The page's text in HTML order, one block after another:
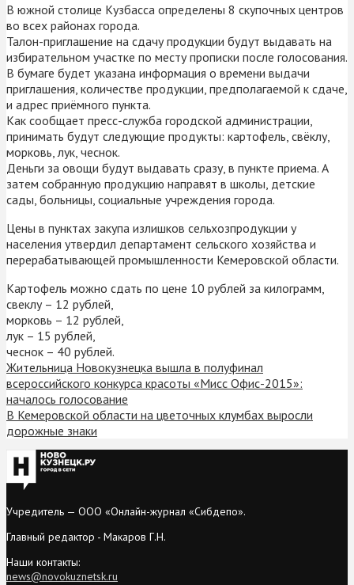
В южной столице Кузбасса определены 8 скупочных центров
во всех районах города.
Талон-приглашение на сдачу продукции будут выдавать на
избирательном участке по месту прописки после голосования.
В бумаге будет указана информация о времени выдачи
приглашения, количестве продукции, предполагаемой к сдаче,
и адрес приёмного пункта.
Как сообщает пресс-служба городской администрации,
принимать будут следующие продукты: картофель, свёклу,
морковь, лук, чеснок.
Деньги за овощи будут выдавать сразу, в пункте приема. А
затем собранную продукцию направят в школы, детские
сады, больницы, социальные учреждения города.
Цены в пунктах закупа излишков сельхозпродукции у
населения утвердил департамент сельского хозяйства и
перерабатывающей промышленности Кемеровской области.
Картофель можно сдать по цене 10 рублей за килограмм,
свеклу – 12 рублей,
морковь – 12 рублей,
лук – 15 рублей,
чеснок – 40 рублей.
Жительница Новокузнецка вышла в полуфинал
всероссийского конкурса красоты «Мисс Офис-2015»:
началось голосование
В Кемеровской области на цветочных клумбах выросли
дорожные знаки
Учредитель — ООО «Онлайн-журнал «Сибдепо».
Главный редактор - Макаров Г.Н.
Наши контакты:
news@novokuznetsk.ru